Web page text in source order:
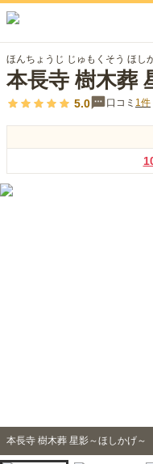
ほんちょうじ じゅもくそう ほし
本長寺 樹木葬
5.0 口コミ 1件
本長寺 樹木葬 星影～ほしかげ～